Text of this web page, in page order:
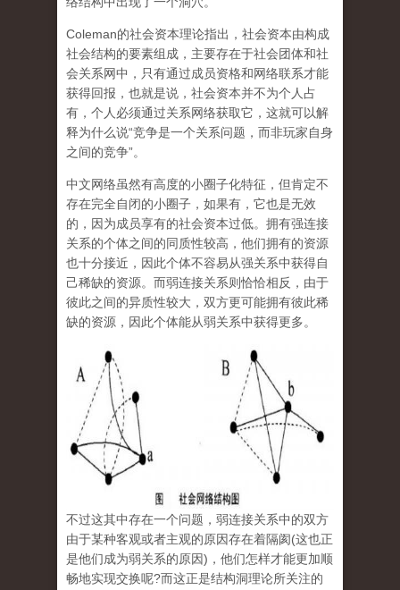
Coleman的社会资本理论指出，社会资本由构成
社会结构的要素组成，主要存在于社会团体和社
会关系网中，只有通过成员资格和网络联系才能
获得回报，也就是说，社会资本并不为个人占
有，个人必须通过关系网络获取它，这就可以解
释为什么说“竞争是一个关系问题，而非玩家自身
之间的竞争”。
中文网络虽然有高度的小圈子化特征，但肯定不
存在完全自闭的小圈子，如果有，它也是无效
的，因为成员享有的社会资本过低。拥有强连接
关系的个体之间的同质性较高，他们拥有的资源
也十分接近，因此个体不容易从强关系中获得自
己稀缺的资源。而弱连接关系则恰恰相反，由于
彼此之间的异质性较大，双方更可能拥有彼此稀
缺的资源，因此个体能从弱关系中获得更多。
不过这其中存在一个问题，弱连接关系中的双方
由于某种客观或者主观的原因存在着隔阂(这也正
是他们成为弱关系的原因)，他们怎样才能更加顺
畅地实现交换呢?而这正是结构洞理论所关注的